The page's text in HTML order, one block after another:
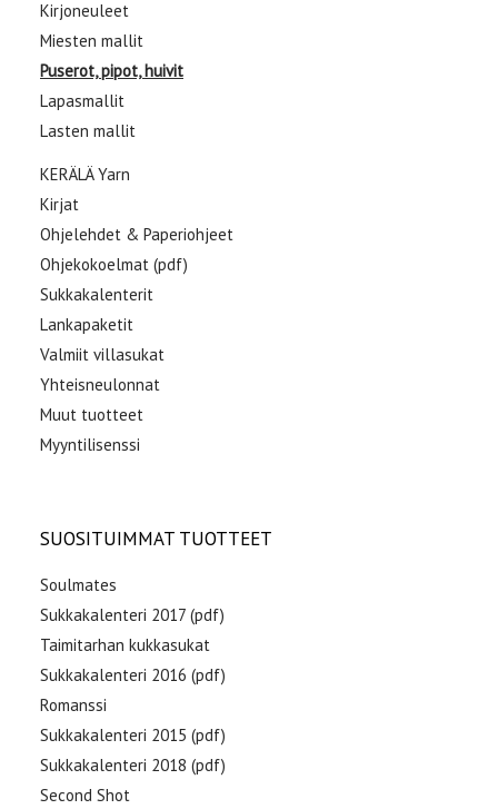
Kirjoneuleet
Miesten mallit
Puserot, pipot, huivit
Lapasmallit
Lasten mallit
KERÄLÄ Yarn
Kirjat
Ohjelehdet & Paperiohjeet
Ohjekokoelmat (pdf)
Sukkakalenterit
Lankapaketit
Valmiit villasukat
Yhteisneulonnat
Muut tuotteet
Myyntilisenssi
SUOSITUIMMAT TUOTTEET
Soulmates
Sukkakalenteri 2017 (pdf)
Taimitarhan kukkasukat
Sukkakalenteri 2016 (pdf)
Romanssi
Sukkakalenteri 2015 (pdf)
Sukkakalenteri 2018 (pdf)
Second Shot